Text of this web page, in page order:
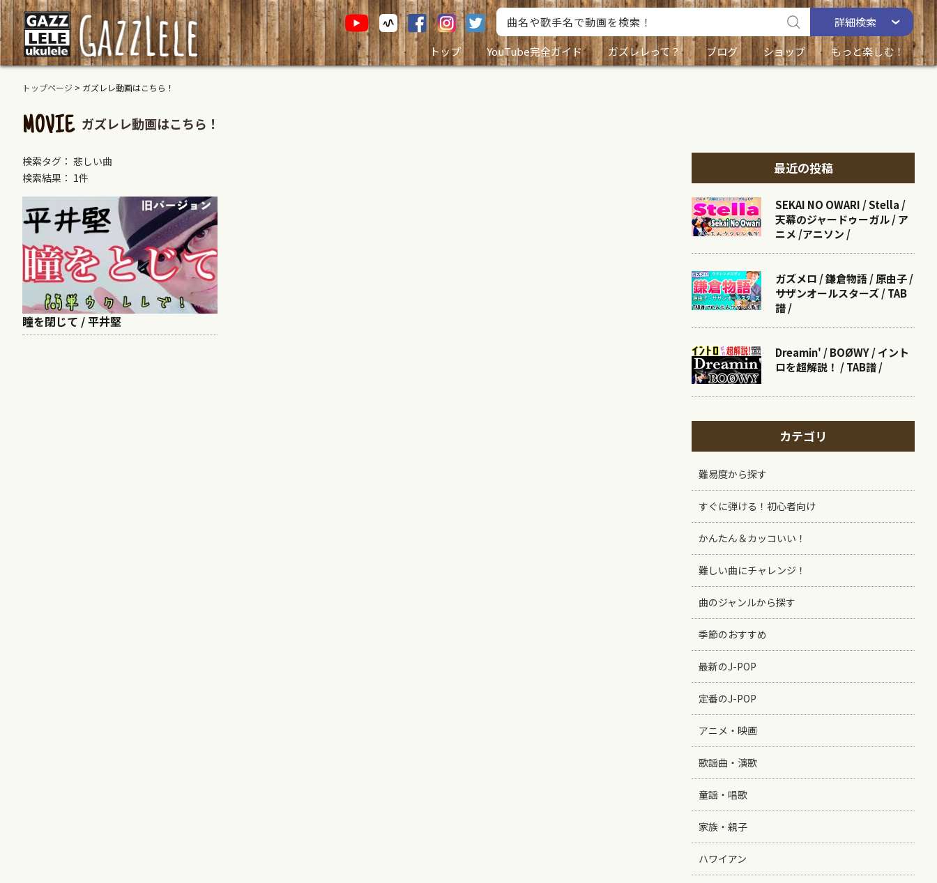
詳細検索
トップ
YouTube完全ガイド ガズレレって？ ブログ ショップ もっと楽しむ！
トップページ > ガズレレ動画はこちら！
MOVIE ガズレレ動画はこちら！
検索タグ： 悲しい曲
検索結果： 1件
瞳を閉じて / 平井堅
最近の投稿
SEKAI NO OWARI / Stella /
天幕のジャードゥーガル / ア
ニメ /アニソン /
ガズメロ / 鎌倉物語 / 原由子 /
サザンオールスターズ / TAB
譜 /
Dreamin' / BOØWY / イント
ロを超解説！ / TAB譜 /
カテゴリ
難易度から探す
すぐに弾ける！初心者向け
かんたん＆カッコいい！
難しい曲にチャレンジ！
曲のジャンルから探す
季節のおすすめ
最新のJ-POP
定番のJ-POP
アニメ・映画
歌謡曲・演歌
童謡・唱歌
家族・親子
ハワイアン